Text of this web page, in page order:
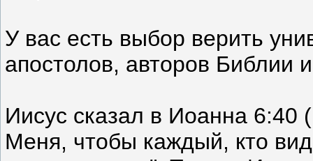
У вас есть выбор верить
апостолов, авторов Библии
Иисус сказал в Иоанна 6:40
Меня, чтобы каждый, кто